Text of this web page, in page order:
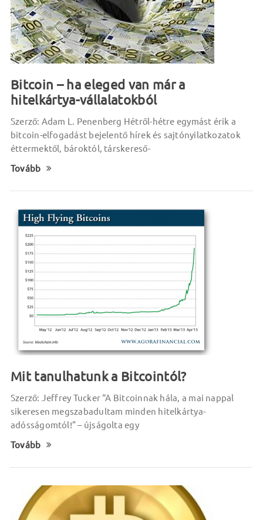
Bitcoin – ha eleged van már a
hitelkártya-vállalatokból
Szerző: Adam L. Penenberg Hétről-hétre egymást érik a
bitcoin-elfogadást bejelentő hírek és sajtónyilatkozatok
éttermektől, bároktól, társkereső-
Tovább
Mit tanulhatunk a Bitcointól?
Szerző: Jeffrey Tucker “A Bitcoinnak hála, a mai nappal
sikeresen megszabadultam minden hitelkártya-
adósságomtól!” – újságolta egy
Tovább